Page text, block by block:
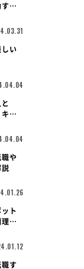
る
しい
ャ
や
説
ト
師
職す